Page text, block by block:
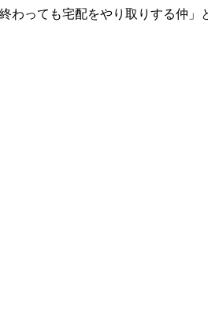
っても宅配をやり取りする仲